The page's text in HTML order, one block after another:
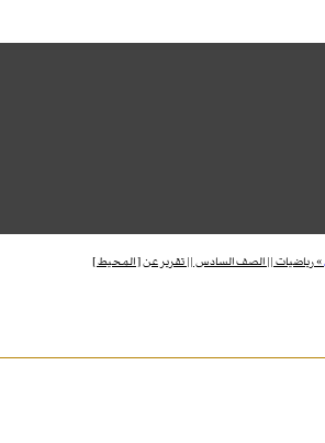
»رياضيات || الصف السادس || تقرير عن [ المحيط ]